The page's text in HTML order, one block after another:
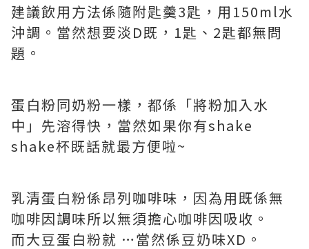
建議飲用方法係隨附匙羹3匙，用150ml水
沖調。當然想要淡D既，1匙、2匙都無問
題。
蛋白粉同奶粉一樣，都係「將粉加入水
中」先溶得快，當然如果你有shake
shake杯既話就最方便啦~
乳清蛋白粉係昂列咖啡味，因為用既係無
咖啡因調味所以無須擔心咖啡因吸收。
而大豆蛋白粉就 …當然係豆奶味XD。